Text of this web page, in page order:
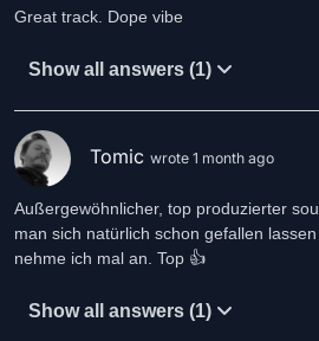
Great track. Dope vibe
Show all answers (1)
Tomic wrote 1 month ago
Außergewöhnlicher, top produzierter
man sich natürlich schon gefallen
nehme ich mal an. Top 👍
Show all answers (1)